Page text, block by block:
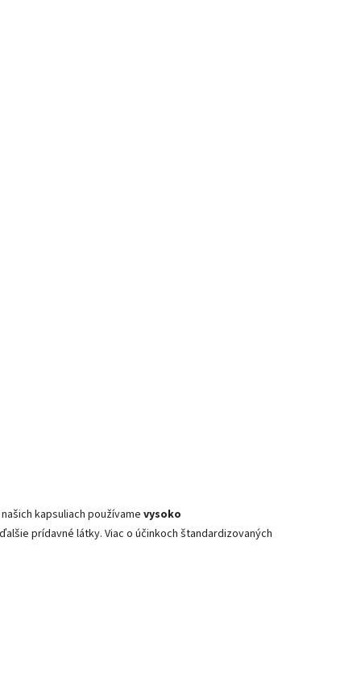
kapsuliach používame vysoko
prídavné látky. Viac o účinkoch štandardizovaných